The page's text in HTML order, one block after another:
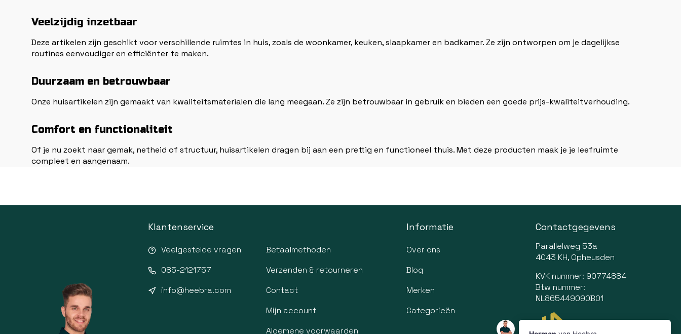
Veelzijdig inzetbaar
Deze artikelen zijn geschikt voor verschillende ruimtes in huis, zoals de woonkamer, keuken, slaapkamer en badkamer. Ze zijn ontworpen om je dagelijkse
routines eenvoudiger en efficiënter te maken.
Duurzaam en betrouwbaar
Onze huisartikelen zijn gemaakt van kwaliteitsmaterialen die lang meegaan. Ze zijn betrouwbaar in gebruik en bieden een goede prijs-kwaliteitverhouding.
Comfort en functionaliteit
Of je nu zoekt naar gemak, netheid of structuur, huisartikelen dragen bij aan een prettig en functioneel thuis. Met deze producten maak je je leefruimte
compleet en aangenaam.
Klantenservice
Veelgestelde vragen
085-2121757
info@heebra.com
Betaalmethoden
Verzenden & retourneren
Contact
Mijn account
Algemene voorwaarden
Informatie
Over ons
Blog
Merken
Categorieën
Contactgegevens
Parallelweg 53a
4043 KH, Opheusden
KVK nummer: 90774884
Btw nummer:
NL865449090B01